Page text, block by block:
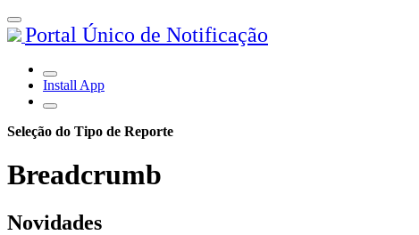
Portal Único de Notificação
Install App
Seleção do Tipo de Reporte
Breadcrumb
Novidades